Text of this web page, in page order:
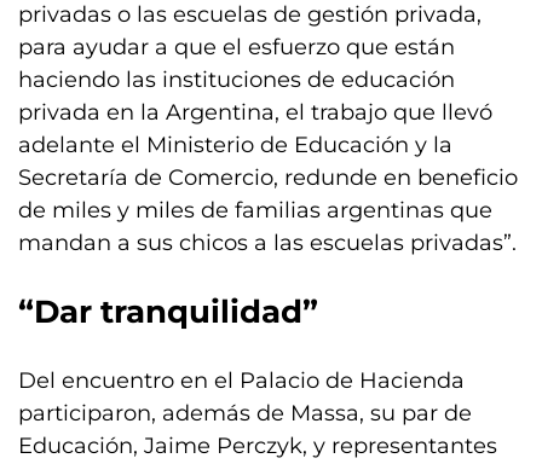
privadas o las escuelas de gestión privada,
para ayudar a que el esfuerzo que están
haciendo las instituciones de educación
privada en la Argentina, el trabajo que llevó
adelante el Ministerio de Educación y la
Secretaría de Comercio, redunde en beneficio
de miles y miles de familias argentinas que
mandan a sus chicos a las escuelas privadas”.
“Dar tranquilidad”
Del encuentro en el Palacio de Hacienda
participaron, además de Massa, su par de
Educación, Jaime Perczyk, y representantes